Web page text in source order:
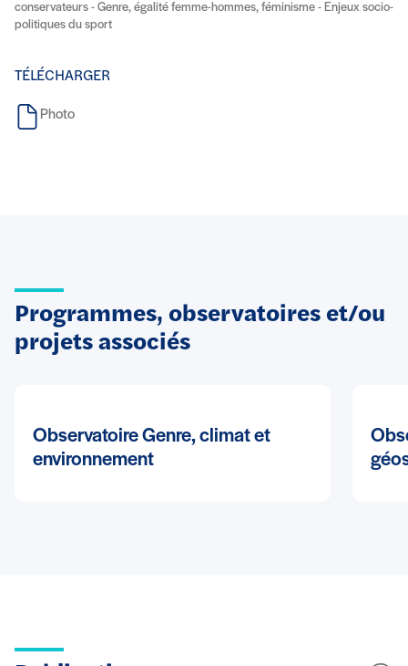
conservateurs - Genre, égalité femme-hommes, féminisme - Enjeux socio-
politiques du sport
TÉLÉCHARGER
Photo
Programmes, observatoires et/ou
projets associés
Observatoire Genre, climat et
environnement